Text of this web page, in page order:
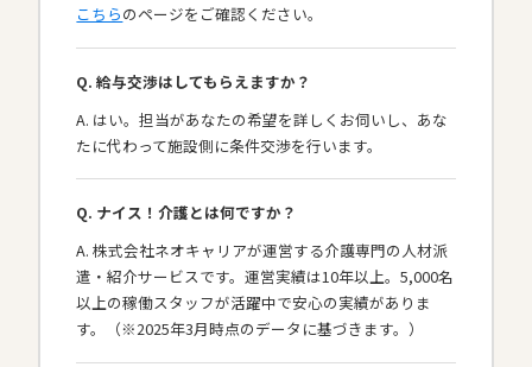
こちらのページをご確認ください。
Q. 給与交渉はしてもらえますか？
A. はい。担当があなたの希望を詳しくお伺いし、あな
たに代わって施設側に条件交渉を行います。
Q. ナイス！介護とは何ですか？
A. 株式会社ネオキャリアが運営する介護専門の人材派
遣・紹介サービスです。運営実績は10年以上。5,000名
以上の稼働スタッフが活躍中で安心の実績がありま
す。（※2025年3月時点のデータに基づきます。）